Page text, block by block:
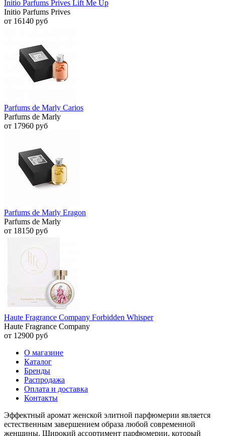
Initio Parfums Prives Lift Me Up
Initio Parfums Prives
от 16140 руб
Parfums de Marly Carios
Parfums de Marly
от 17960 руб
Parfums de Marly Eragon
Parfums de Marly
от 18150 руб
Haute Fragrance Company Forbidden Whisper
Haute Fragrance Company
от 12900 руб
О магазине
Каталог
Бренды
Распродажа
Оплата и доставка
Контакты
Эффектный аромат женской элитной парфюмерии является
естественным завершением образа любой современной
женщины. Широкий ассортимент парфюмерии, который